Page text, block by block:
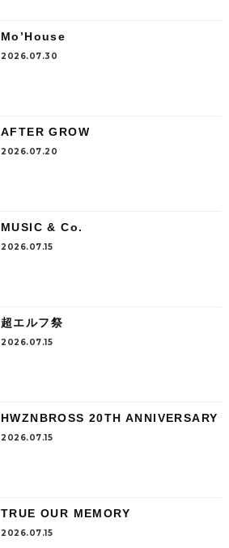
Mo’House
2026.07.30
AFTER GROW
2026.07.20
MUSIC & Co.
2026.07.15
超エルフ祭
2026.07.15
HWZNBROSS 20TH ANNIVERSARY
2026.07.15
TRUE OUR MEMORY
2026.07.15